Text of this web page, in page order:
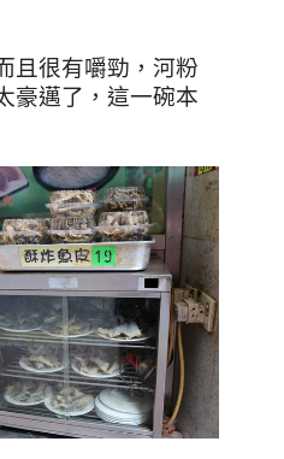
且很有嚼勁 ， 河粉
豪邁了 ，這一碗本